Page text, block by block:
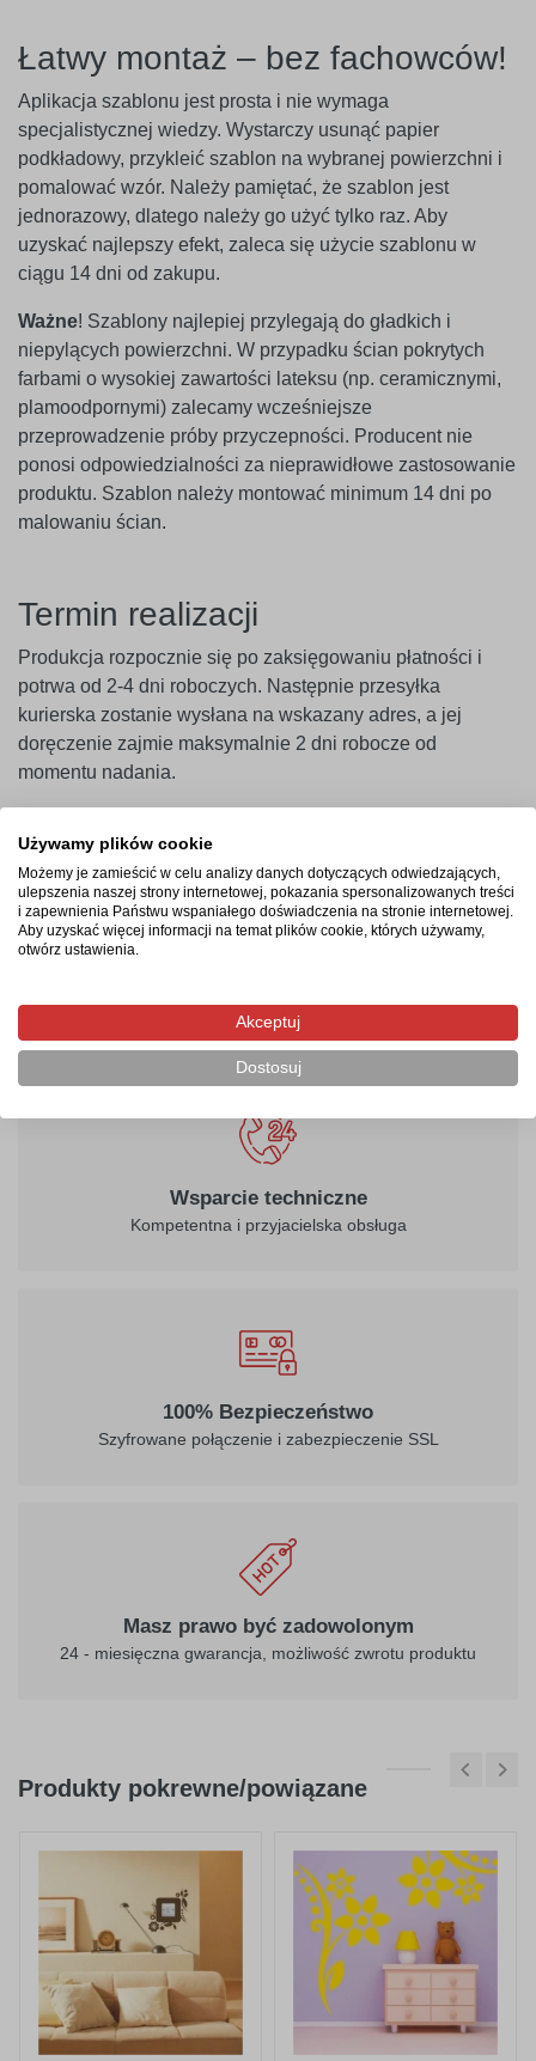
Łatwy montaż – bez fachowców!
Aplikacja szablonu jest prosta i nie wymaga
specjalistycznej wiedzy. Wystarczy usunąć papier
podkładowy, przykleić szablon na wybranej powierzchni i
pomalować wzór. Należy pamiętać, że szablon jest
jednorazowy, dlatego należy go użyć tylko raz. Aby
uzyskać najlepszy efekt, zaleca się użycie szablonu w
ciągu 14 dni od zakupu.
Ważne! Szablony najlepiej przylegają do gładkich i
niepylących powierzchni. W przypadku ścian pokrytych
farbami o wysokiej zawartości lateksu (np. ceramicznymi,
plamoodpornymi) zalecamy wcześniejsze
przeprowadzenie próby przyczepności. Producent nie
ponosi odpowiedzialności za nieprawidłowe zastosowanie
produktu. Szablon należy montować minimum 14 dni po
malowaniu ścian.
Termin realizacji
Produkcja rozpocznie się po zaksięgowaniu płatności i
potrwa od 2-4 dni roboczych. Następnie przesyłka
kurierska zostanie wysłana na wskazany adres, a jej
doręczenie zajmie maksymalnie 2 dni robocze od
momentu nadania.
do UE.
Wsparcie techniczne
Kompetentna i przyjacielska obsługa
100% Bezpieczeństwo
Szyfrowane połączenie i zabezpieczenie SSL
Masz prawo być zadowolonym
24 - miesięczna gwarancja, możliwość zwrotu produktu
Produkty pokrewne/powiązane
Używamy plików cookie
Możemy je zamieścić w celu analizy danych dotyczących odwiedzających,
ulepszenia naszej strony internetowej, pokazania spersonalizowanych treści
i zapewnienia Państwu wspaniałego doświadczenia na stronie internetowej.
Aby uzyskać więcej informacji na temat plików cookie, których używamy,
otwórz ustawienia.
Akceptuj
Dostosuj